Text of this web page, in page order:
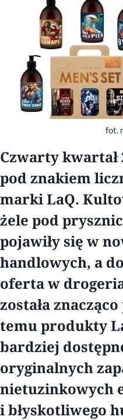
fot.
Czwarty kwartał
pod znakiem
marki LaQ.
żele pod
pojawiły się w
handlowych, a
oferta w
została
temu produkty
bardziej
oryginalnych
nietuzinkowych
i błyskotliwego